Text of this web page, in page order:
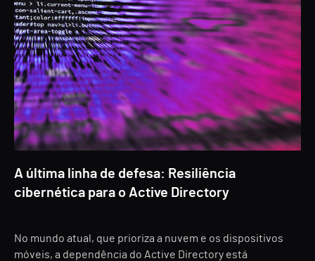
A última linha de defesa: Resiliência
cibernética para o Active Directory
No mundo atual, que prioriza a nuvem e os dispositivos
móveis, a dependência do Active Directory está